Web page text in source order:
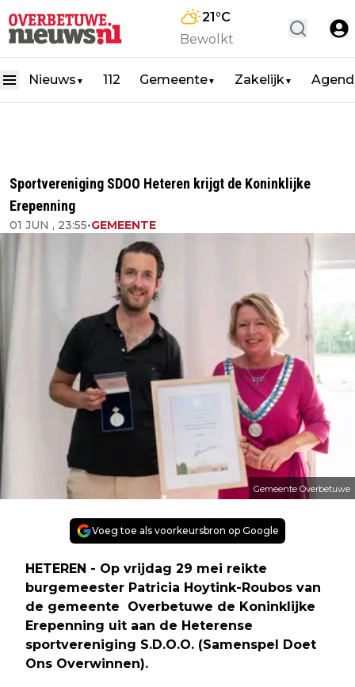
21°C
Bewolkt
Nieuws ▼ 112 Gemeente▼ Zakelijk▼
Sportvereniging SDOO Heteren krijgt de Koninklijke
Erepenning
01 JUN , 23:55•GEMEENTE
Gemeente Overbetuwe
Voeg toe als voorkeursbron op Google
HETEREN - Op vrijdag 29 mei reikte
burgemeester Patricia Hoytink-Roubos van
de gemeente Overbetuwe de Koninklijke
Erepenning uit aan de Heterense
sportvereniging S.D.O.O. (Samenspel Doet
Ons Overwinnen).